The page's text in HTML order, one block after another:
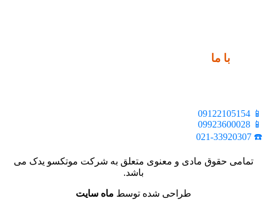
با ما
📱 09122105154
📱 09923600028
☎️ 021-33920307
تمامی حقوق مادی و معنوی متعلق به شرکت موتکسو یدک می
باشد.
طراحی شده توسط ماه سایت